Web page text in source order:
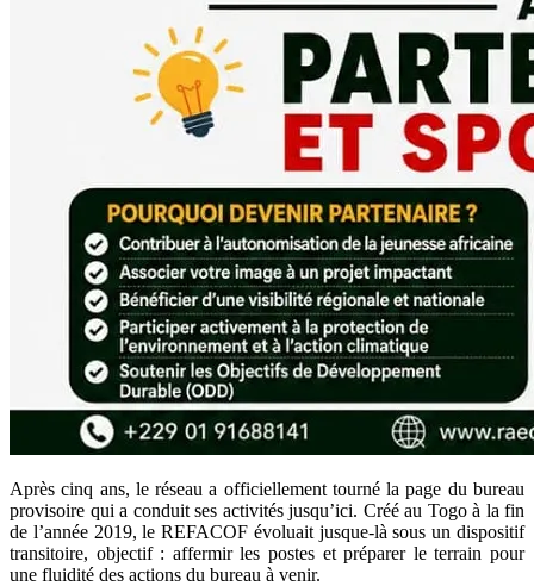
Après cinq ans, le réseau a officiellement tourné la page du bureau
provisoire qui a conduit ses activités jusqu’ici. Créé au Togo à la fin
de l’année 2019, le REFACOF évoluait jusque-là sous un dispositif
transitoire, objectif : affermir les postes et préparer le terrain pour
une fluidité des actions du bureau à venir.